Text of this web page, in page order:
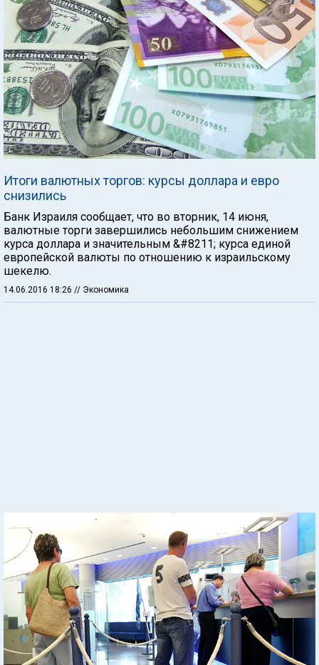
Итоги валютных торгов: курсы доллара и евро
снизились
Банк Израиля сообщает, что во вторник, 14 июня,
валютные торги завершились небольшим снижением
курса доллара и значительным &#8211; курса единой
европейской валюты по отношению к израильскому
шекелю.
14.06.2016 18:26 // Экономика